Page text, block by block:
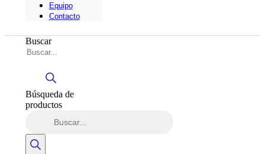
Equipo
Contacto
Buscar
Búsqueda de
productos